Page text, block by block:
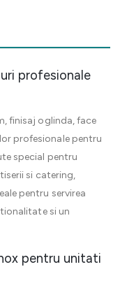
profesionale
finisaj oglinda, face
profesionale pentru
special pentru
si catering,
pentru servirea
si un
pentru unitati